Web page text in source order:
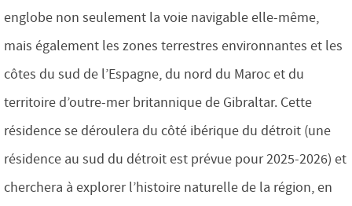
englobe non seulement la voie navigable elle-même,
mais également les zones terrestres environnantes et les
côtes du sud de l’Espagne, du nord du Maroc et du
territoire d’outre-mer britannique de Gibraltar. Cette
résidence se déroulera du côté ibérique du détroit (une
résidence au sud du détroit est prévue pour 2025-2026) et
cherchera à explorer l’histoire naturelle de la région, en